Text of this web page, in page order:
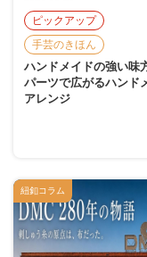
ピックアップ
手芸のきほん
ハンドメイドの強い味
パーツで広がるハンド
アレンジ
紐釦コラム